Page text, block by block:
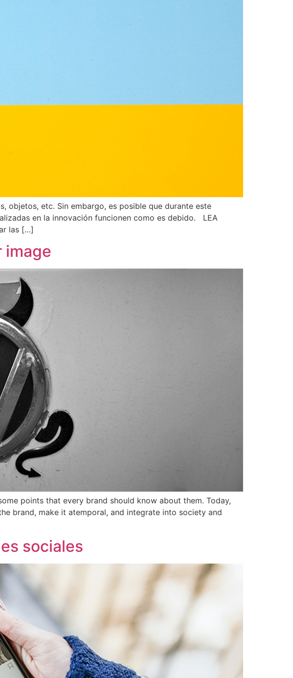
objetos, etc. Sin embargo, es posible que durante este
en la innovación funcionen como es debido. LEA
las […]
image
points that every brand should know about them. Today,
brand, make it atemporal, and integrate into society and
sociales